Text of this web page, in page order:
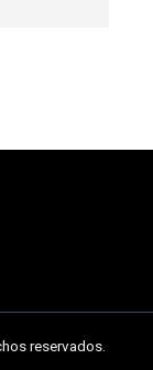
reservados.